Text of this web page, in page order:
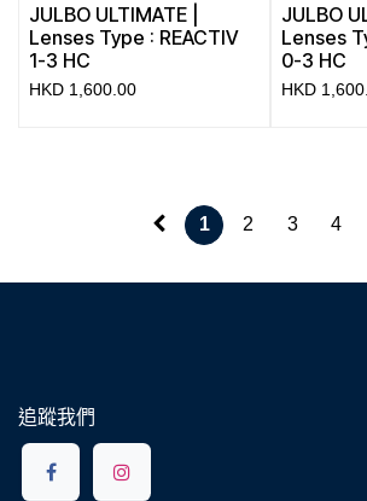
JULBO ULTIMATE |
Lenses Type : REACTIV
1-3 HC
HKD 1,600.00
JULBO
Lenses
0-3 HC
HKD
1 2 3 4
追蹤我們